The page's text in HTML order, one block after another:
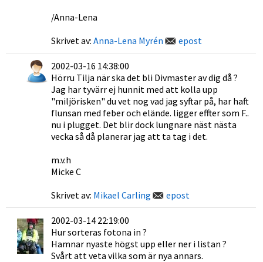
/Anna-Lena
Skrivet av: Anna-Lena Myrén epost
2002-03-16 14:38:00
Hörru Tilja när ska det bli Divmaster av dig då ?
Jag har tyvärr ej hunnit med att kolla upp
"miljörisken" du vet nog vad jag syftar på, har haft
flunsan med feber och elände. ligger effter som F..
nu i plugget. Det blir dock lungnare näst nästa
vecka så då planerar jag att ta tag i det.
m.v.h
Micke C
Skrivet av: Mikael Carling epost
2002-03-14 22:19:00
Hur sorteras fotona in ?
Hamnar nyaste högst upp eller ner i listan ?
Svårt att veta vilka som är nya annars.